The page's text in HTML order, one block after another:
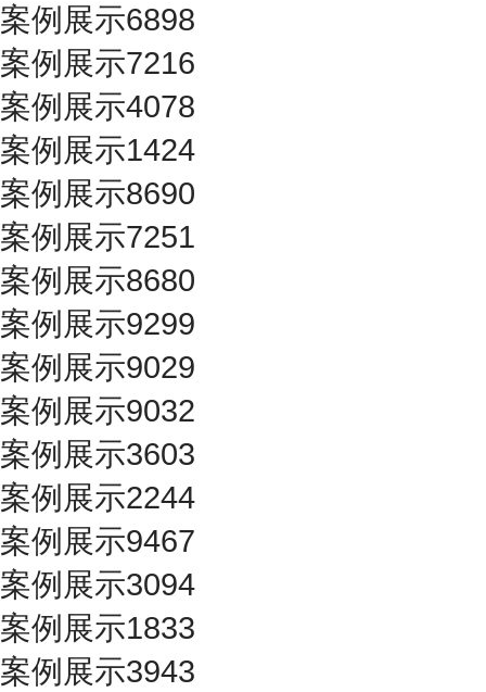
案例展示6898
案例展示7216
案例展示4078
案例展示1424
案例展示8690
案例展示7251
案例展示8680
案例展示9299
案例展示9029
案例展示9032
案例展示3603
案例展示2244
案例展示9467
案例展示3094
案例展示1833
案例展示3943